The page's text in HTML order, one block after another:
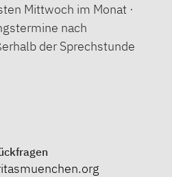
Mittwoch im Monat ·
nach
der Sprechstunde